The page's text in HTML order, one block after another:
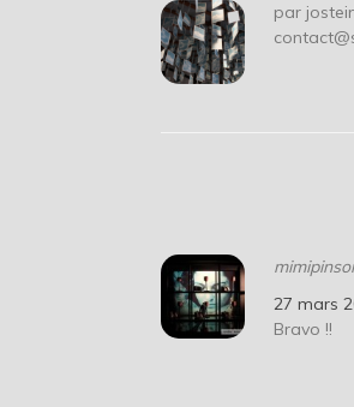
par
27 mars
Bravo !!